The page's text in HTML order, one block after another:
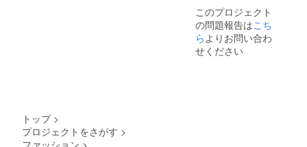
このプロジェクト
の問題報告はこち
ら よりお問い合わ
せください
トップ >
プロジェクトをさがす >
ファッション >